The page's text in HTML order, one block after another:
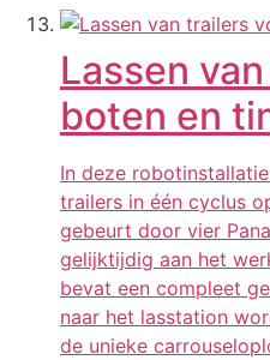
Lassen
boten en
In deze
trailers in één cyclus
gebeurt door vier
gelijktijdig aan het
bevat een compleet
naar het lasstation
de unieke